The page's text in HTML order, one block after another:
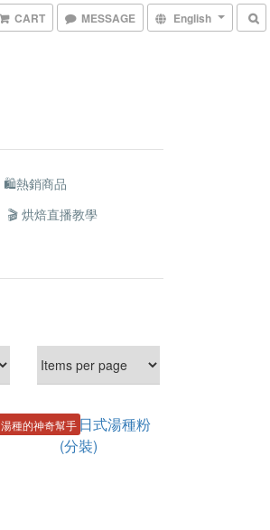
CART MESSAGE English
🛍熱銷商品
🎬 烘焙直播教學
湯種的神奇幫手